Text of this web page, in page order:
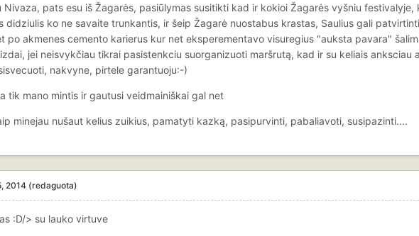
Nivaza, pats esu iš Žagarės, pasiūlymas susitikti kad ir kokioi Žagarės vyšniu festivalyje,
didziulis ko ne savaite trunkantis, ir šeip Žagarė nuostabus krastas, Saulius gali
po akmenes cemento karierus kur net eksperementavo visuregius "auksta pavara"
jei neisvykčiau tikrai pasistenkciu suorganizuoti maršrutą, kad ir su keliais anksciau
nakvyne, pirtele garantuoju:-)
tik mano mintis ir gautusi veidmainiškai gal net
minejau nušaut kelius zuikius, pamatyti kazką, pasipurvinti, pabaliavoti, susipazinti....
2014 (redaguota)
:D/> su lauko virtuve